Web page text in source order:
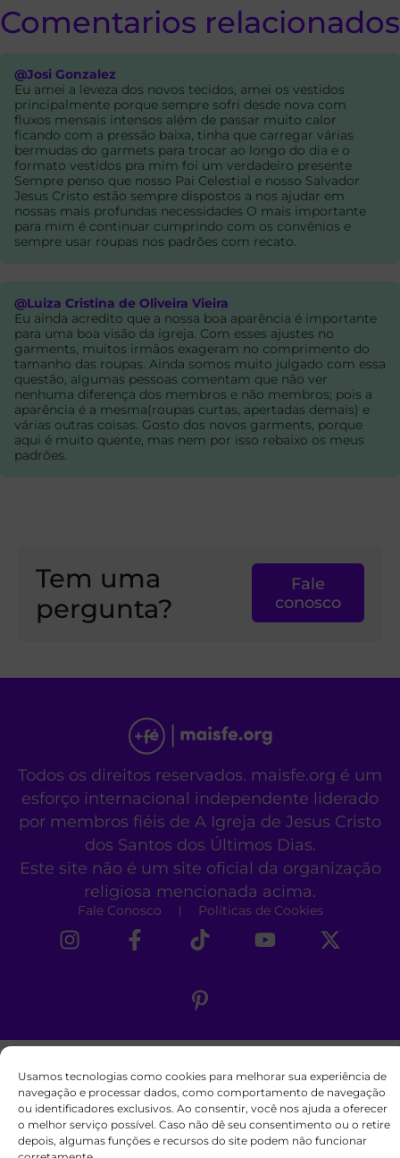
Usamos tecnologias como cookies para melhorar sua experiência de
navegação e processar dados, como comportamento de navegação
ou identificadores exclusivos. Ao consentir, você nos ajuda a oferecer
o melhor serviço possível. Caso não dê seu consentimento ou o retire
depois, algumas funções e recursos do site podem não funcionar
Comentarios relacionados
@Josi Gonzalez
Eu amei a leveza dos novos tecidos, amei os vestidos
principalmente porque sempre sofri desde nova com
fluxos mensais intensos além de passar muito calor
ficando com a pressão baixa, tinha que carregar várias
bermudas do garmets para trocar ao longo do dia e o
formato vestidos pra mim foi um verdadeiro presente
Sempre penso que nosso Pai Celestial e nosso Salvador
Jesus Cristo estão sempre dispostos a nos ajudar em
nossas mais profundas necessidades O mais importante
para mim é continuar cumprindo com os convênios e
sempre usar roupas nos padrões com recato.
@Luiza Cristina de Oliveira Vieira
Eu ainda acredito que a nossa boa aparência é importante
para uma boa visão da igreja. Com esses ajustes no
garments, muitos irmãos exageram no comprimento do
tamanho das roupas. Ainda somos muito julgado com essa
questão, algumas pessoas comentam que não ver
nenhuma diferença dos membros e não membros; pois a
aparência é a mesma(roupas curtas, apertadas demais) e
várias outras coisas. Gosto dos novos garments, porque
aqui é muito quente, mas nem por isso rebaixo os meus
padrões.
Tem uma
pergunta?
Fale
conosco
Todos os direitos reservados. maisfe.org é um
esforço internacional independente liderado
por membros fiéis de A Igreja de Jesus Cristo
dos Santos dos Últimos Dias.
Este site não é um site oficial da organização
religiosa mencionada acima.
Fale Conosco Políticas de Cookies